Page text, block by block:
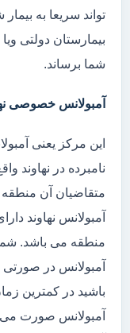
تواند سریعا به
بیمارستان دولتی
شما برساند.
آمبولانس خصوصی
این مرکز یعنی
نامبرده در نهاوند
متقاضیان آن
آمبولانس نهاوند
منطقه می باشد.
آمبولانس در
باشید در کمترین
آمبولانس صورت می